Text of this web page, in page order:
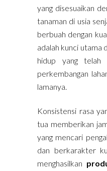
yang disesuaikan
tanaman di usia
berbuah dengan
adalah kunci utama
hidup yang telah
perkembangan
lamanya.
Konsistensi rasa
tua memberikan
yang mencari
dan berkarakter
menghasilkan